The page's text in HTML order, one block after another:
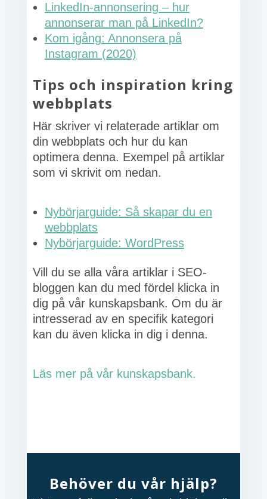
LinkedIn-annonsering – hur
annonserar man på LinkedIn?
Kom igång: Annonsera på
Instagram (2020)
Tips och inspiration kring
webbplats
Här skriver vi relaterade artiklar om
din webbplats och hur du kan
optimera denna. Exempel på artiklar
som vi skrivit om nedan.
Nybörjarguide: Så skapar du en
webbplats
Nybörjarguide: WordPress
Vill du se alla våra artiklar i SEO-
bloggen kan du med fördel klicka in
dig på vår kunskapsbank. Om du är
intresserad av en specifik kategori
kan du även klicka in dig i denna.
Läs mer på vår kunskapsbank.
Behöver du vår hjälp?